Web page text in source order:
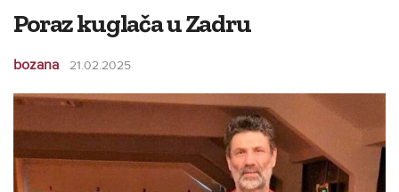
Poraz kuglača u Zadru
bozana 21.02.2025